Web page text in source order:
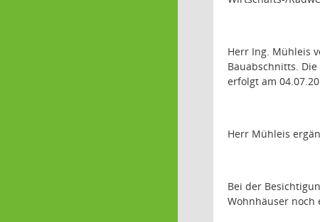
Herr Ing. Mühleis
Bauabschnitts.
erfolgt am
Herr Mühleis
Bei der
Wohnhäuser